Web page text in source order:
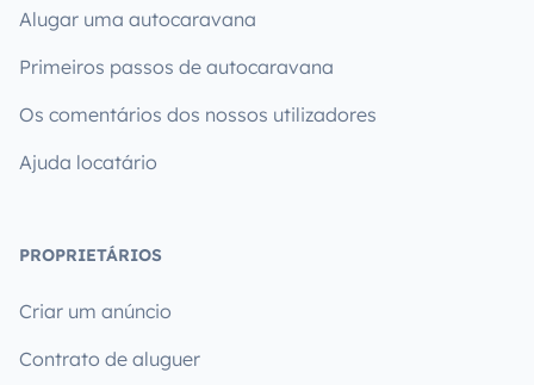
Alugar uma autocaravana
Primeiros passos de autocaravana
Os comentários dos nossos utilizadores
Ajuda locatário
PROPRIETÁRIOS
Criar um anúncio
Contrato de aluguer